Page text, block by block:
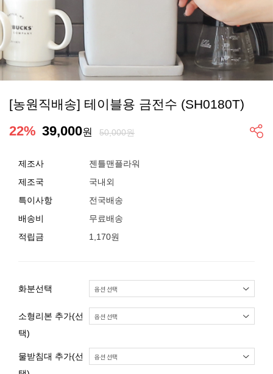
[농원직배송] 테이블용 금전수 (SH0180T)
22% 39,000원 50,000원
제조사
젠틀맨플라워
제조국
국내외
특이사항
전국배송
배송비
무료배송
적립금
1,170원
화분선택
소형리본 추가(선
택)
물받침대 추가(선